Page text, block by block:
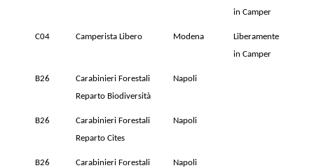
in Camper
C04 Camperista Libero Modena
Liberamente
in Camper
B26
Carabinieri Forestali
Reparto Biodiversità
Napoli
B26
Carabinieri Forestali
Reparto Cites
Napoli
B26
Carabinieri Forestali
Napoli